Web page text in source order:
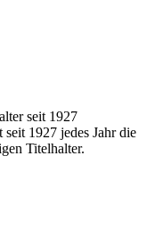
seit 1927
1927 jedes Jahr die
Titelhalter.